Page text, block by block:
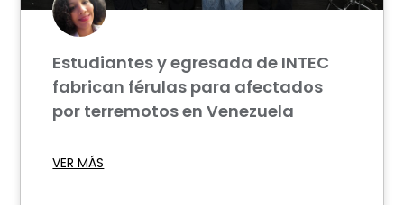
Estudiantes y egresada de INTEC
fabrican férulas para afectados
por terremotos en Venezuela
VER MÁS